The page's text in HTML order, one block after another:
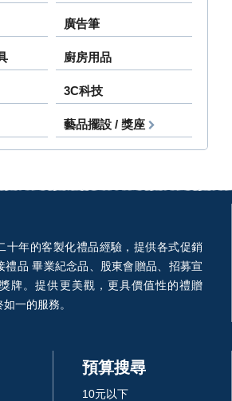
廣告筆
廚房用品
3C科技
藝品擺設 / 獎座
十年的客製化禮品經驗，提供各式促銷
禮品 畢業紀念品、股東會贈品、招募宣
牌。提供更美觀，更具價值性的禮贈
一的服務。
預算搜尋
10元以下